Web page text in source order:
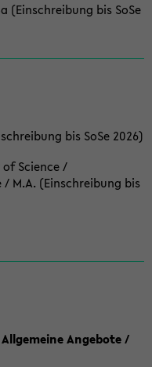
(Einschreibung bis SoSe
bis SoSe 2026)
Science /
M.A. (Einschreibung bis
Angebote /